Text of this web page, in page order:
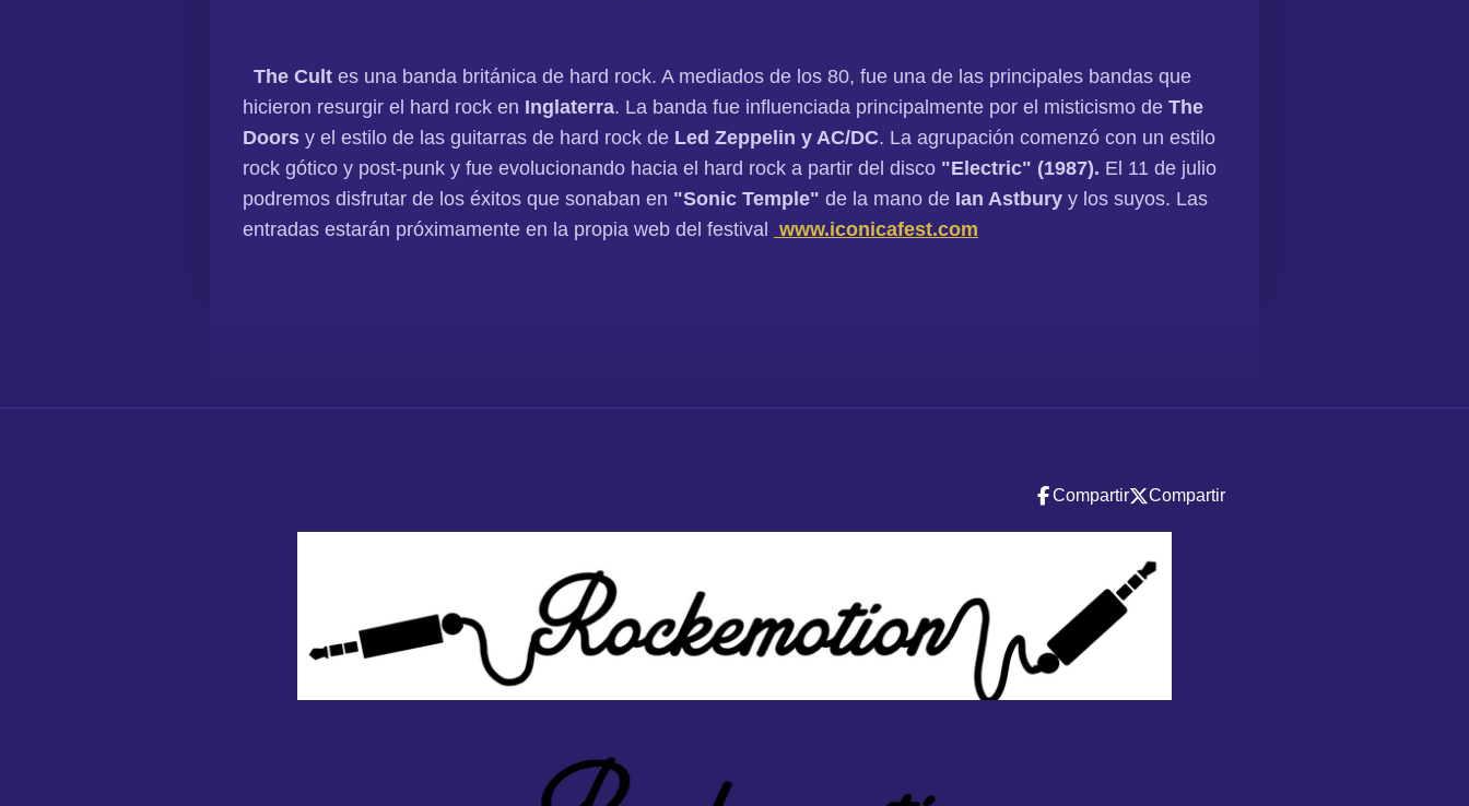
The Cult es una banda británica de hard rock. A mediados de los 80, fue una de las principales bandas que
hicieron resurgir el hard rock en Inglaterra. La banda fue influenciada principalmente por el misticismo de The
Doors y el estilo de las guitarras de hard rock de Led Zeppelin y AC/DC. La agrupación comenzó con un estilo
rock gótico y post-punk y fue evolucionando hacia el hard rock a partir del disco "Electric" (1987). El 11 de julio
podremos disfrutar de los éxitos que sonaban en "Sonic Temple" de la mano de Ian Astbury y los suyos. Las
entradas estarán próximamente en la propia web del festival www.iconicafest.com
Compartir Compartir